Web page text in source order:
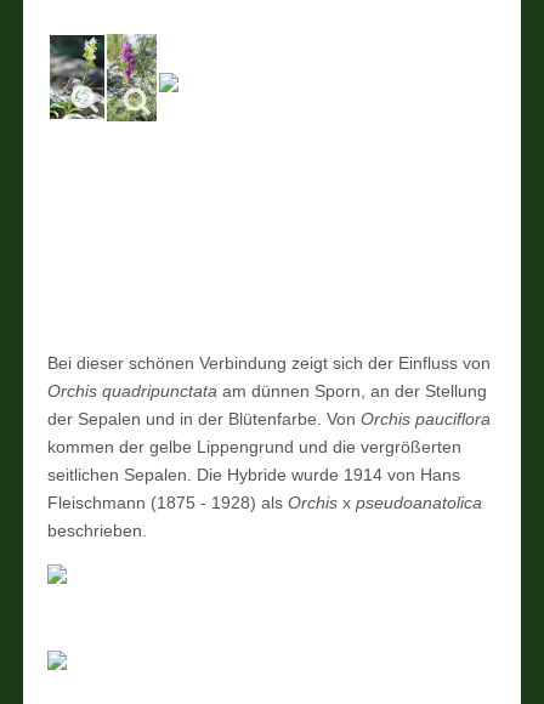
Bei dieser schönen Verbindung zeigt sich der Einfluss von
Orchis quadripunctata am dünnen Sporn, an der Stellung
der Sepalen und in der Blütenfarbe. VonOrchis pauciflora
kommen der gelbe Lippengrund und die vergrößerten
seitlichen Sepalen. Die Hybride wurde 1914 von Hans
Fleischmann (1875 - 1928) alsOrchis xpseudoanatolica
beschrieben.